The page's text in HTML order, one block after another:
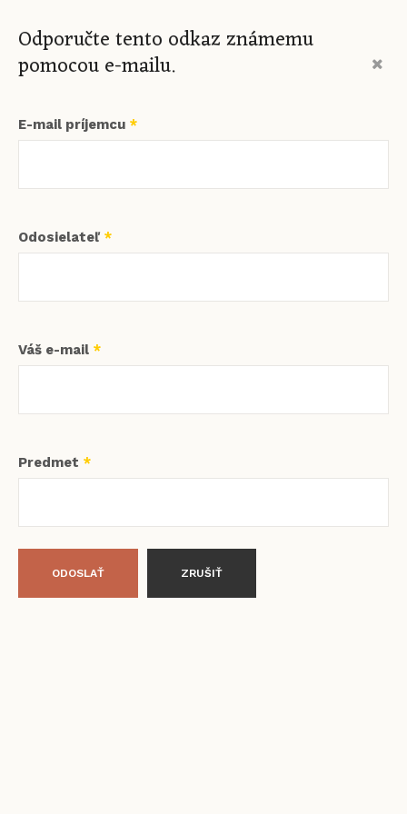
Odporučte tento odkaz známemu
pomocou e-mailu.
E-mail príjemcu *
Odosielateľ *
Váš e-mail *
Predmet *
ODOSLAŤ ZRUŠIŤ